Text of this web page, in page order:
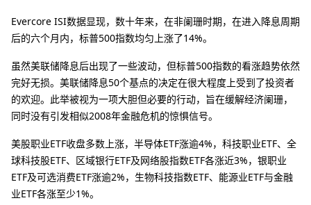
Evercore ISI数据显现，数十年来，在非阑珊时期，在进入降息周期
后的六个月内，标普500指数均匀上涨了14%。
虽然美联储降息后出现了一些波动，但标普500指数的看涨趋势依然
完好无损。美联储降息50个基点的决定在很大程度上受到了投资者
的欢迎。此举被视为一项大胆但必要的行动，旨在缓解经济阑珊，
同时没有引发相似2008年金融危机的惊惧信号。
美股职业ETF收盘多数上涨，半导体ETF涨逾4%，科技职业ETF、全
球科技股ETF、区域银行ETF及网络股指数ETF各涨近3%，银职业
ETF及可选消费ETF涨逾2%，生物科技指数ETF、能源业ETF与金融
业ETF各涨至少1%。